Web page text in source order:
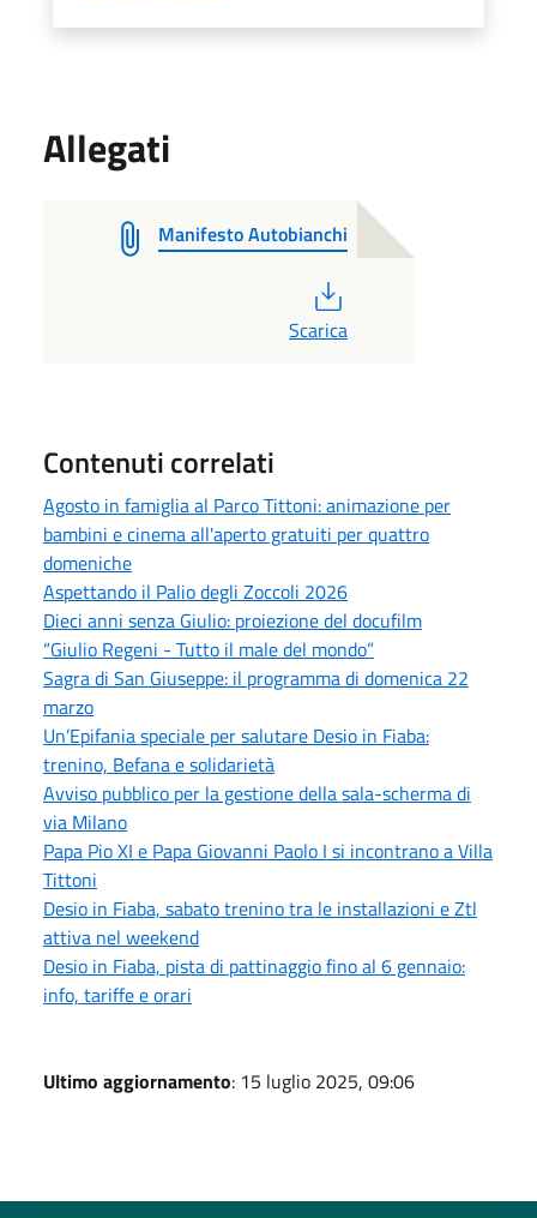
Allegati
Manifesto Autobianchi
Scarica
Contenuti correlati
Agosto in famiglia al Parco Tittoni: animazione per
bambini e cinema all'aperto gratuiti per quattro
domeniche
Aspettando il Palio degli Zoccoli 2026
Dieci anni senza Giulio: proiezione del docufilm
“Giulio Regeni - Tutto il male del mondo”
Sagra di San Giuseppe: il programma di domenica 22
marzo
Un’Epifania speciale per salutare Desio in Fiaba:
trenino, Befana e solidarietà
Avviso pubblico per la gestione della sala-scherma di
via Milano
Papa Pio XI e Papa Giovanni Paolo I si incontrano a Villa
Tittoni
Desio in Fiaba, sabato trenino tra le installazioni e Ztl
attiva nel weekend
Desio in Fiaba, pista di pattinaggio fino al 6 gennaio:
info, tariffe e orari
Ultimo aggiornamento: 15 luglio 2025, 09:06